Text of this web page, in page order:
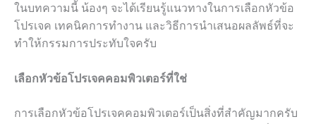
ในบทความนี้ น้องๆ จะได้เรียนรู้แนวทางในการเลือกหัวข้อ
โปรเจค เทคนิคการทำงาน และวิธีการนำเสนอผลลัพธ์ที่จะ
ทำให้กรรมการประทับใจครับ
เลือกหัวข้อโปรเจคคอมพิวเตอร์ที่ใช่
การเลือกหัวข้อโปรเจคคอมพิวเตอร์เป็นสิ่งที่สำคัญมากครับ